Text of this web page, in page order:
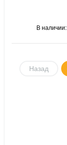
В наличии:
Назад